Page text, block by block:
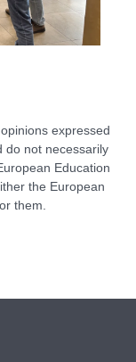
expressed
do not necessarily
Education
the European
them.